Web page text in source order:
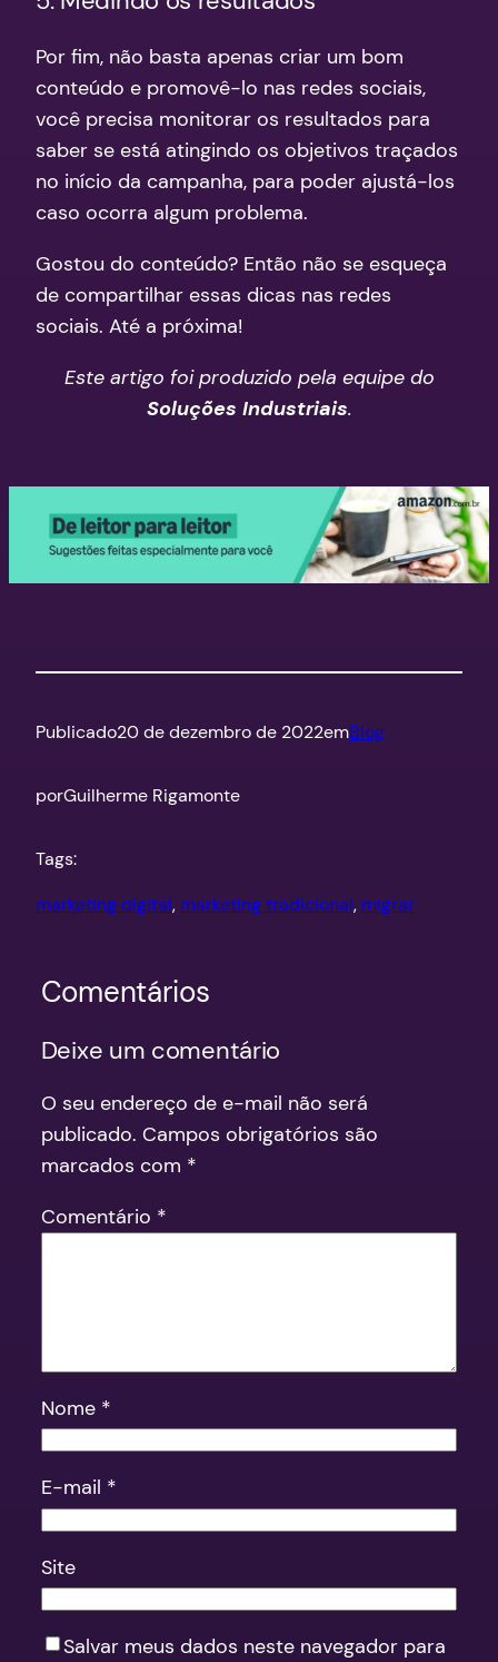
Por fim, não basta apenas criar um bom
conteúdo e promovê-lo nas redes sociais,
você precisa monitorar os resultados para
saber se está atingindo os objetivos traçados
no início da campanha, para poder ajustá-los
caso ocorra algum problema.
Gostou do conteúdo? Então não se esqueça
de compartilhar essas dicas nas redes
sociais. Até a próxima!
Este artigo foi produzido pela equipe do
Soluções Industriais.
Publicado20 de dezembro de 2022emBlog
porGuilherme Rigamonte
Tags:
marketing digital, marketing tradicional, migrar
Comentários
Deixe um comentário
O seu endereço de e-mail não será
publicado. Campos obrigatórios são
marcados com *
Comentário *
Nome *
E-mail *
Site
Salvar meus dados neste navegador para